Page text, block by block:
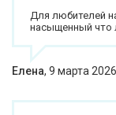
Для любителей
насыщенный что
Елена, 9 марта